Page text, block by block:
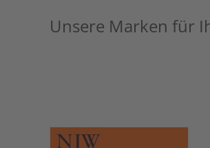
Unsere Marken für